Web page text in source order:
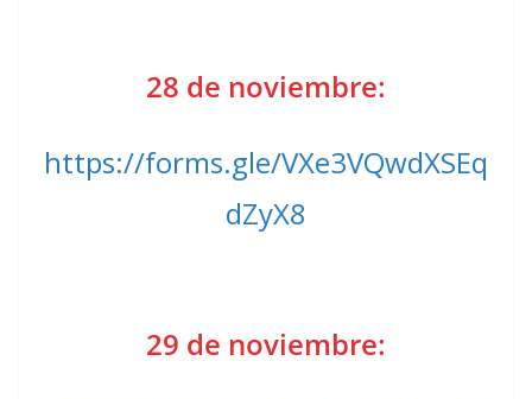
28 de noviembre:
https://forms.gle/VXe3VQwdXSEq
dZyX8
29 de noviembre: